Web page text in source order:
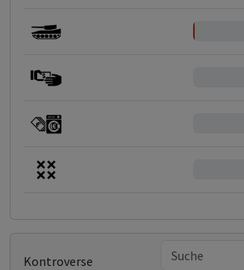
Kontroverse